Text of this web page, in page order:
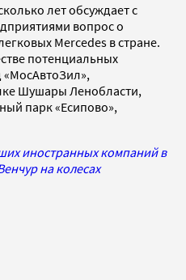
лет обсуждает с
вопрос о
Mercedes в стране.
потенциальных
Шушары Ленобласти,
парк «Есипово»,
иностранных компаний в
на колесах